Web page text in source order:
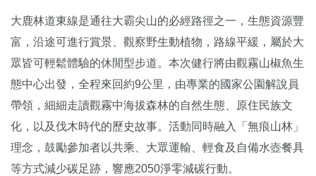
大鹿林道東線是通往大霸尖山的必經路徑之一，生態資源豐
富，沿途可進行賞景、觀察野生動植物，路線平緩，屬於大
眾皆可輕鬆體驗的休閒型步道。本次健行將由觀霧山椒魚生
態中心出發，全程來回約9公里，由專業的國家公園解說員
帶領，細細走讀觀霧中海拔森林的自然生態、原住民族文
化，以及伐木時代的歷史故事。活動同時融入「無痕山林」
理念，鼓勵參加者以共乘、大眾運輸、輕食及自備水壺餐具
等方式減少碳足跡，響應2050淨零減碳行動。